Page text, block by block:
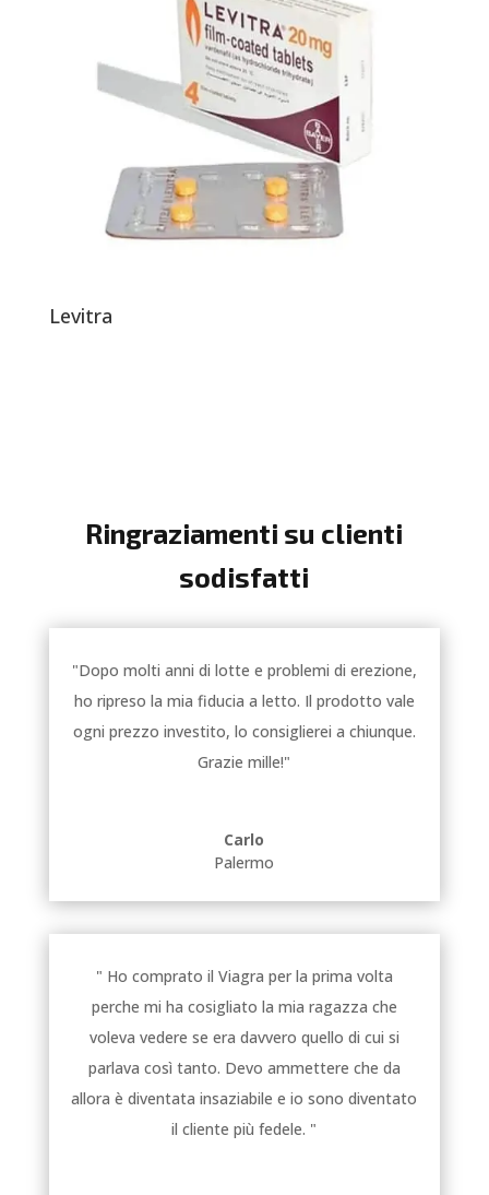
Levitra
Ringraziamenti su clienti
sodisfatti
"Dopo molti anni di lotte e problemi di erezione,
ho ripreso la mia fiducia a letto. Il prodotto vale
ogni prezzo investito, lo consiglierei a chiunque.
Grazie mille!"
Carlo
Palermo
" Ho comprato il Viagra per la prima volta
perche mi ha cosigliato la mia ragazza che
voleva vedere se era davvero quello di cui si
parlava così tanto. Devo ammettere che da
allora è diventata insaziabile e io sono diventato
il cliente più fedele. "